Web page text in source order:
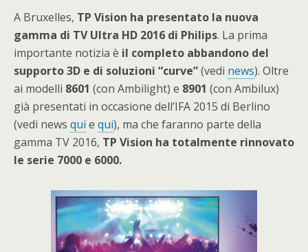
A Bruxelles, TP Vision ha presentato la nuova
gamma di TV Ultra HD 2016 di Philips. La prima
importante notizia è il completo abbandono del
supporto 3D e di soluzioni “curve”(vedi news). Oltre
ai modelli 8601 (con Ambilight) e 8901 (con Ambilux)
già presentati in occasione dell’IFA 2015 di Berlino
(vedi news qui e qui), ma che faranno parte della
gamma TV 2016, TP Vision ha totalmente rinnovato
le serie 7000 e 6000.